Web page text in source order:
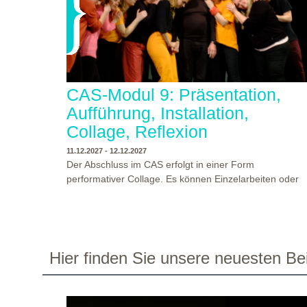
CAS-Modul 9: Präsentation,
Aufführung, Installation,
Collage, Reflexion
11.12.2027 - 12.12.2027
Der Abschluss im CAS erfolgt in einer Form
performativer Collage. Es können Einzelarbeiten oder
Programms gestalten mit Ihrer Form Raum und Zeit
Objekt oder Präsentation. Wir freuen uns über
WANN? 11.12.2027 - 12.12.2027, 10:00 - 17:00 UHR
Hier finden Sie unsere neuesten